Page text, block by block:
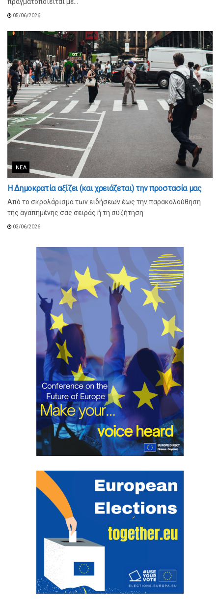
05/06/2026
ΝΈΑ
Η Δημοκρατία αξίζει (και χρειάζεται) την προστασία μας
Από το σκρολάρισμα των ειδήσεων έως την παρακολούθηση
της αγαπημένης σας σειράς ή τη συζήτηση
03/06/2026